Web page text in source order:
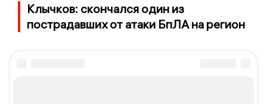
Клычков: скончался один из
пострадавших от атаки БпЛА на регион